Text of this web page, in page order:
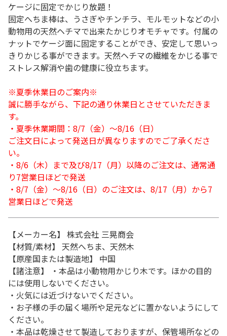
ケージに固定でかじり放題！
固定へちま棒は、うさぎやチンチラ、モルモットなどの小
動物用の天然ヘチマで出来たかじりオモチャです。付属の
ナットでケージ面に固定することができ、安定して思いっ
きりかじる事ができます。天然ヘチマの繊維をかじる事で
ストレス解消や歯の健康に役立ちます。
※夏季休業日のご案内※
誠に勝手ながら、下記の通り休業日とさせていただきま
す。
・夏季休業期間：8/7（金）～8/16（日）
ご注文日によって発送日が異なりますのでご了承くださ
い。
・8/6（木）まで及び8/17（月）以降のご注文は、通常通
り7営業日ほどで発送
・8/7（金）～8/16（日）のご注文は、8/17（月）から7
営業日ほどで発送
【メーカー名】 株式会社 三晃商会
【材質/素材】 天然へちま、天然木
【原産国または製造地】 中国
【諸注意】 ・本品は小動物用かじり木です。ほかの目的
には使用しないでください。
・火気には近づけないでください。
・お子様の手の届く場所や足元などに置かないようにして
ください。
・本品は乾燥させて製造しておりますが、保管場所などの